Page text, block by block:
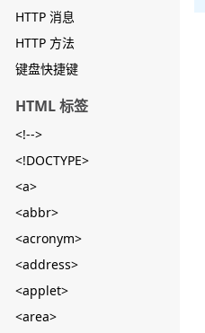
HTTP 消息
HTTP 方法
键盘快捷键
HTML 标签
<!-->
<!DOCTYPE>
<a>
<abbr>
<acronym>
<address>
<applet>
<area>